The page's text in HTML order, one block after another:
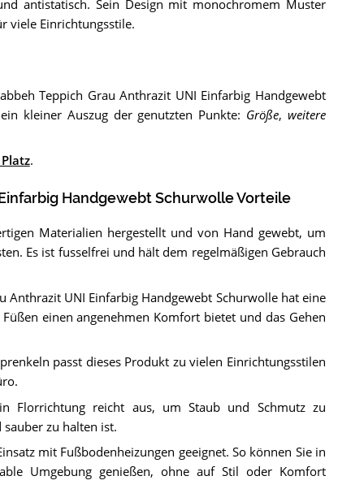
antistatisch. Sein Design mit monochromem Muster
viele Einrichtungsstile.
Teppich Grau Anthrazit UNI Einfarbig Handgewebt
kleiner Auszug der genutzten Punkte: Größe, weitere
.
Handgewebt Schurwolle Vorteile
Materialien hergestellt und von Hand gewebt, um
Es ist fusselfrei und hält dem regelmäßigen Gebrauch
Anthrazit UNI Einfarbig Handgewebt Schurwolle hat eine
einen angenehmen Komfort bietet und das Gehen
passt dieses Produkt zu vielen Einrichtungsstilen
in Florrichtung reicht aus, um Staub und Schmutz zu
zu halten ist.
mit Fußbodenheizungen geeignet. So können Sie in
Umgebung genießen, ohne auf Stil oder Komfort